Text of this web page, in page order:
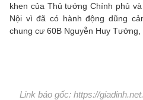
khen của Thủ tướng Chính phủ
Nội vì đã có hành động dũng
chung cư 60B Nguyễn Huy Tưởng,
Link báo gốc: https://